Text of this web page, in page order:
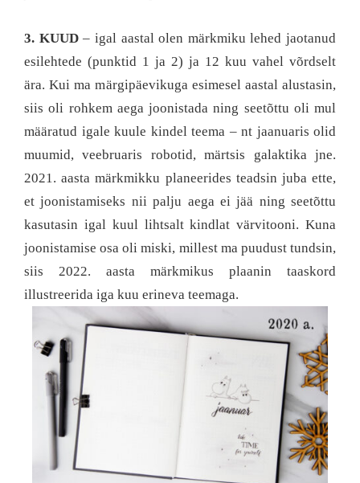
3. KUUD– igal aastal olen märkmiku lehed jaotanud
esilehtede (punktid 1 ja 2) ja 12 kuu vahel võrdselt
ära. Kui ma märgipäevikuga esimesel aastal alustasin,
siis oli rohkem aega joonistada ning seetõttu oli mul
määratud igale kuule kindel teema – nt jaanuaris olid
muumid, veebruaris robotid, märtsis galaktika jne.
2021. aasta märkmikku planeerides teadsin juba ette,
et joonistamiseks nii palju aega ei jää ning seetõttu
kasutasin igal kuul lihtsalt kindlat värvitooni. Kuna
joonistamise osa oli miski, millest ma puudust tundsin,
siis 2022. aasta märkmikus plaanin taaskord
illustreerida iga kuu erineva teemaga.